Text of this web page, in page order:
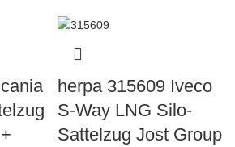
herpa 315609 Iveco
S-Way LNG Silo-
Sattelzug Jost Group